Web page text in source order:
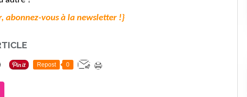
abonnez-vous à la newsletter !}
Repost 0